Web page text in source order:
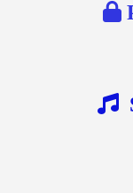

